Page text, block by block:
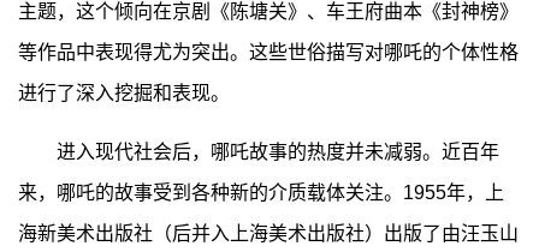
主题，这个倾向在京剧《陈塘关》、车王府曲本《封神榜》
等作品中表现得尤为突出。这些世俗描写对哪吒的个体性格
进行了深入挖掘和表现。
进入现代社会后，哪吒故事的热度并未减弱。近百年
来，哪吒的故事受到各种新的介质载体关注。1955年，上
海新美术出版社（后并入上海美术出版社）出版了由汪玉山